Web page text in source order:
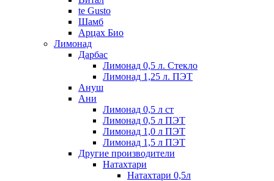
te Gusto
Шамб
Арцах Био
Лимонад
Дарбас
Лимонад 0,5 л. Стекло
Лимонад 1,25 л. ПЭТ
Ануш
Ани
Лимонад 0,5 л ст
Лимонад 0,5 л ПЭТ
Лимонад 1,0 л ПЭТ
Лимонад 1,5 л ПЭТ
Другие производители
Натахтари
Натахтари 0,5л